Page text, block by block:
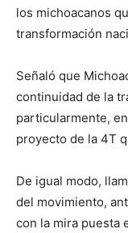
los michoacanos
transformación
Señaló que
continuidad de la
particularmente,
proyecto de la 4T
De igual modo,
del movimiento,
con la mira puesta